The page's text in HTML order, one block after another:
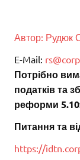
Автор: Рудюк
E-Mail:
Потрібно
податків та
реформи
Питання та
https://